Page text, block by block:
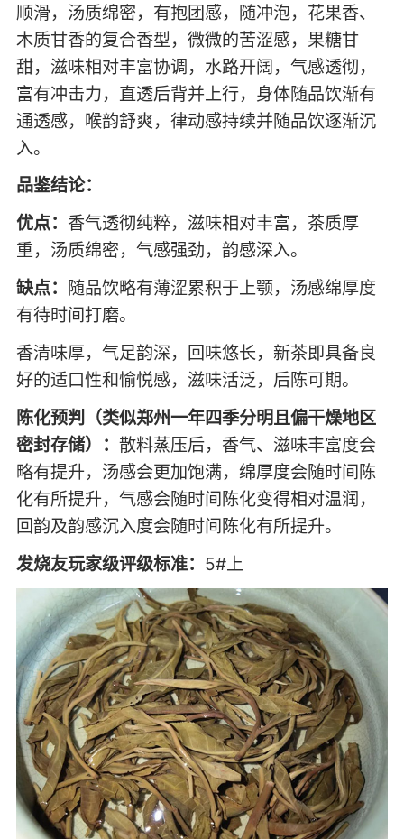
顺滑，汤质绵密，有抱团感，随冲泡，花果香、
木质甘香的复合香型，微微的苦涩感，果糖甘
甜，滋味相对丰富协调，水路开阔，气感透彻，
富有冲击力，直透后背并上行，身体随品饮渐有
通透感，喉韵舒爽，律动感持续并随品饮逐渐沉
入。
品鉴结论：
优点： 香气透彻纯粹，滋味相对丰富，茶质厚
重，汤质绵密，气感强劲，韵感深入。
缺点： 随品饮略有薄涩累积于上颚，汤感绵厚度
有待时间打磨。
香清味厚，气足韵深，回味悠长，新茶即具备良
好的适口性和愉悦感，滋味活泛，后陈可期。
陈化预判（类似郑州一年四季分明且偏干燥地区
密封存储）： 散料蒸压后，香气、滋味丰富度会
略有提升，汤感会更加饱满，绵厚度会随时间陈
化有所提升，气感会随时间陈化变得相对温润，
回韵及韵感沉入度会随时间陈化有所提升。
发烧友玩家级评级标准： 5#上